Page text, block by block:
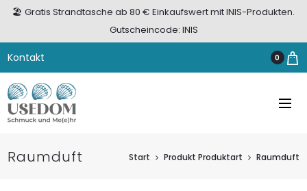
🏖️ Gratis Strandtasche ab 80 € Einkaufswert mit INIS-Produkten.
Gutscheincode: INIS
Kontakt 0
Raumduft Start Produkt Produktart Raumduft